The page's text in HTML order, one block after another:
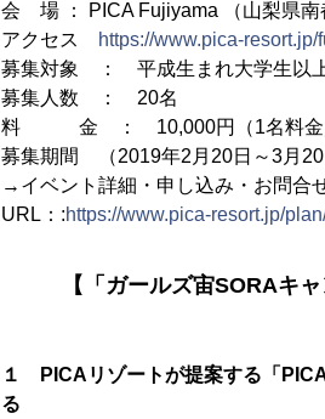
会 場 ： PICA Fujiyama （山梨県南
アクセス
https://www.pica-
募集対象 ： 平成生まれ大学生以上
募集人数 ： 20名
料 金 ： 10,000円（1名料金
募集期間 （2019年2月20日～3月
→イベント詳細・申し込み・お問合
URL：:https://www.pica-resort.jp/
【「ガールズ宙SORAキ
１ PICAリゾートが提案する「
る